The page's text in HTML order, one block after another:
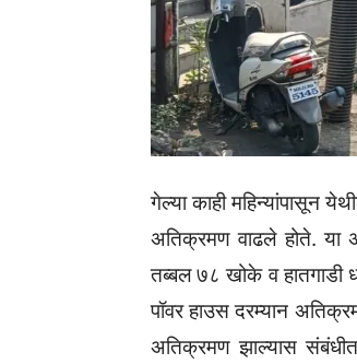
गेल्या काही महिन्यांपासून
अतिक्रमण वाढले होते. या
तब्बल ७८ खोके व हातगाडी
पॉवर हाउस दरम्यान
अतिक्रमण झाल्यास